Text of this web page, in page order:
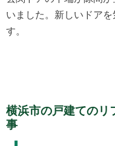
いました。新しいドア
す。
横浜市の戸建てのリ
事